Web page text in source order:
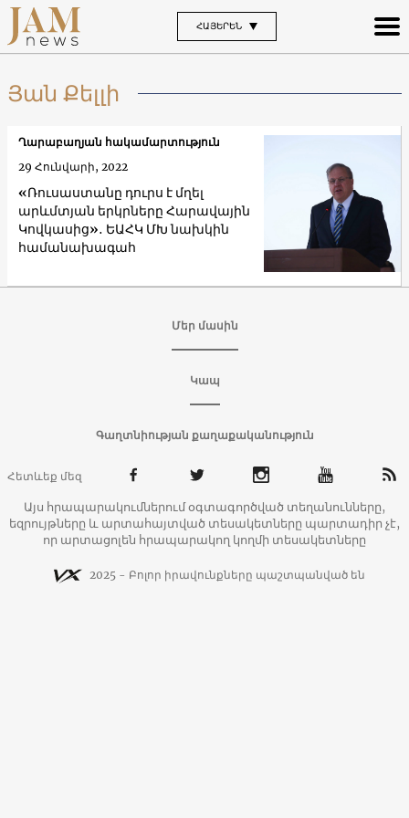
ՀԱՅԵՐԵՆ
Յան Քելլի
«Ռուսաստանը դուրս է մղել
արևմտյան երկրները Հարավային
Կովկասից»․ ԵԱՀԿ ՄԽ նախկին
համանախագահ
Ղարաբաղյան հակամարտություն
29 Հունվարի, 2022
Մեր մասին
Կապ
Գաղտնիության քաղաքականություն
Հետևեք մեզ
Այս հրապարակումներում օգտագործված տեղանունները,
եզրույթները և արտահայտված տեսակետները պարտադիր չէ,
որ արտացոլեն հրապարակող կողմի տեսակետները
2025 - Բոլոր իրավունքները պաշտպանված են